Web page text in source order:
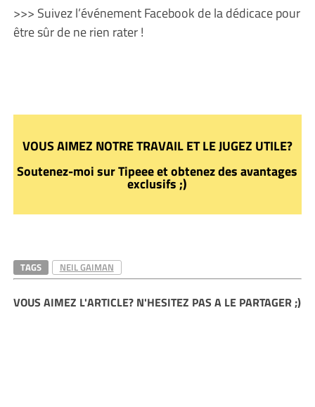
>>> Suivez l’événement Facebook de la dédicace pour
être sûr de ne rien rater !
VOUS AIMEZ NOTRE TRAVAIL ET LE JUGEZ UTILE?
Soutenez-moi sur Tipeee et obtenez des avantages
exclusifs ;)
TAGS NEIL GAIMAN
VOUS AIMEZ L'ARTICLE? N'HESITEZ PAS A LE PARTAGER ;)